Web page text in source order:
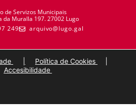
de Servizos Municipais
da Muralla 197. 27002 Lugo
249
arquivo@lugo.gal
Política de Cookies
Accesibilidade